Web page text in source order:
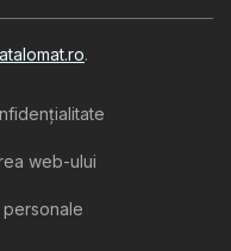
.
web-ului